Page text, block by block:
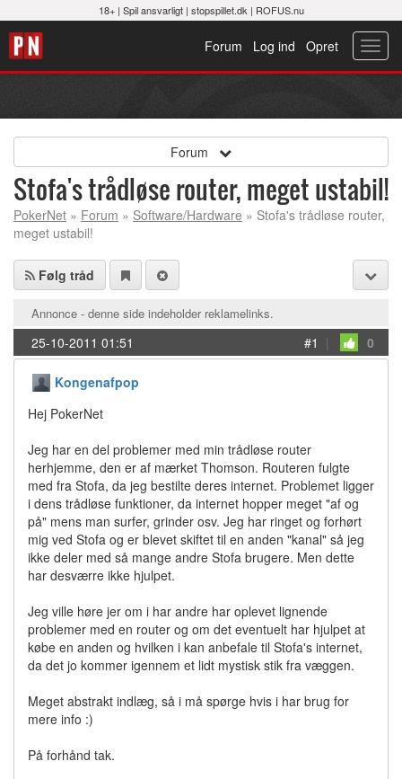
18+ | Spil ansvarligt| stopspillet.dk | ROFUS.nu
Opret
Log ind
Forum
Forum
Stofa's trådløse router, meget ustabil!
PokerNet » Forum » Software/Hardware » Stofa's trådløse router,
meget ustabil!
Følg tråd
Annonce - denne side indeholder reklamelinks.
25-10-2011 01:51 #1 | 0
Kongenafpop
Hej PokerNet
Jeg har en del problemer med min trådløse router
herhjemme, den er af mærket Thomson. Routeren fulgte
med fra Stofa, da jeg bestilte deres internet. Problemet ligger
i dens trådløse funktioner, da internet hopper meget "af og
på" mens man surfer, grinder osv. Jeg har ringet og forhørt
mig ved Stofa og er blevet skiftet til en anden "kanal" så jeg
ikke deler med så mange andre Stofa brugere. Men dette
har desværre ikke hjulpet.
Jeg ville høre jer om i har andre har oplevet lignende
problemer med en router og om det eventuelt har hjulpet at
købe en anden og hvilken i kan anbefale til Stofa's internet,
da det jo kommer igennem et lidt mystisk stik fra væggen.
Meget abstrakt indlæg, så i må spørge hvis i har brug for
mere info :)
På forhånd tak.